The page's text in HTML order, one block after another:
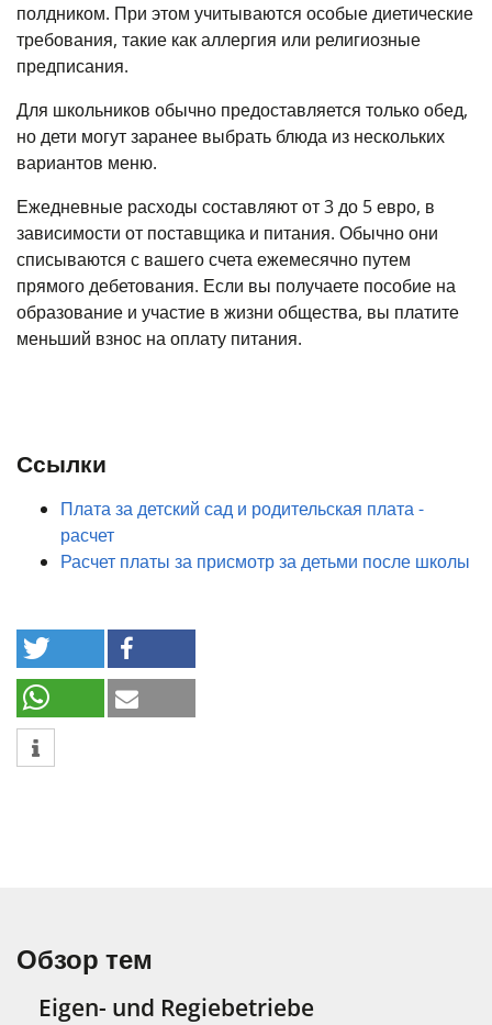
полдником. При этом учитываются особые диетические
требования, такие как аллергия или религиозные
предписания.
Для школьников обычно предоставляется только обед,
но дети могут заранее выбрать блюда из нескольких
вариантов меню.
Ежедневные расходы составляют от 3 до 5 евро, в
зависимости от поставщика и питания. Обычно они
списываются с вашего счета ежемесячно путем
прямого дебетования. Если вы получаете пособие на
образование и участие в жизни общества, вы платите
меньший взнос на оплату питания.
Ссылки
Плата за детский сад и родительская плата -
расчет
Расчет платы за присмотр за детьми после школы
Обзор тем
Eigen- und Regiebetriebe